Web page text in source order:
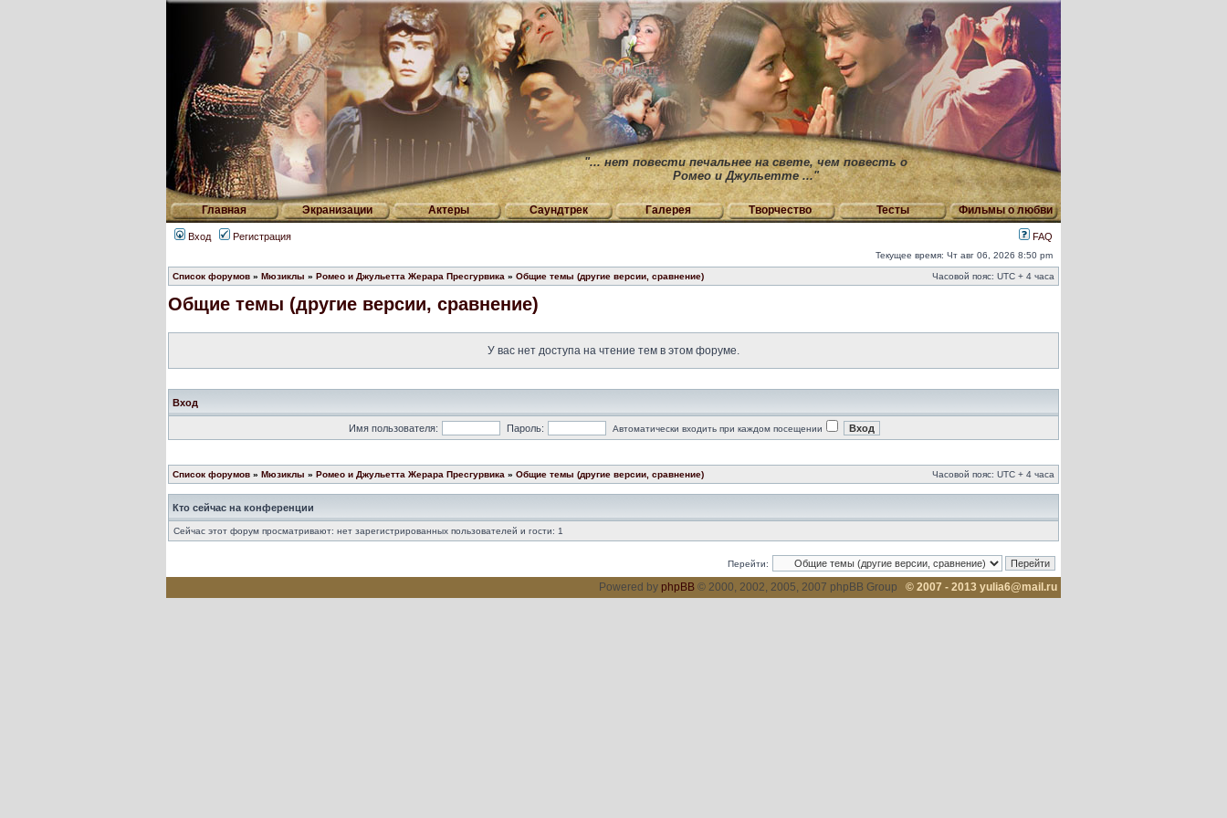
"... нет повести печальнее на свете, чем повесть о
Ромео и Джульетте ..."
Главная Экранизации Актеры Саундтрек Галерея Творчество Тесты Фильмы о любви
Вход Регистрация FAQ
Текущее время: Чт авг 06, 2026 8:50 pm
Список форумов » Мюзиклы » Ромео и Джульетта Жерара Пресгурвика » Общие темы (другие версии, сравнение) Часовой пояс: UTC + 4 часа
Общие темы (другие версии, сравнение)
У вас нет доступа на чтение тем в этом форуме.
Вход
Имя пользователя: Пароль: Автоматически входить при каждом посещении
Список форумов » Мюзиклы » Ромео и Джульетта Жерара Пресгурвика » Общие темы (другие версии, сравнение) Часовой пояс: UTC + 4 часа
Кто сейчас на конференции
Сейчас этот форум просматривают: нет зарегистрированных пользователей и гости: 1
Перейти:
Powered by phpBB © 2000, 2002, 2005, 2007 phpBB Group © 2007 - 2013 yulia6@mail.ru